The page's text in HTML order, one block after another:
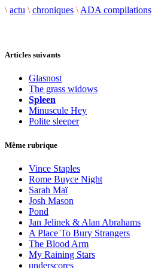
\ actu \ chroniques \ ADA compilations
Articles suivants
Glasnost
The grass widows
Spleen
Minuscule Hey
Polite sleeper
Même rubrique
Vince Staples
Rome Buyce Night
Sarah Maï
Josh Mason
Pond
Jan Jelinek & Alan Abrahams
A Place To Bury Strangers
The Blood Arm
My Raining Stars
underscores